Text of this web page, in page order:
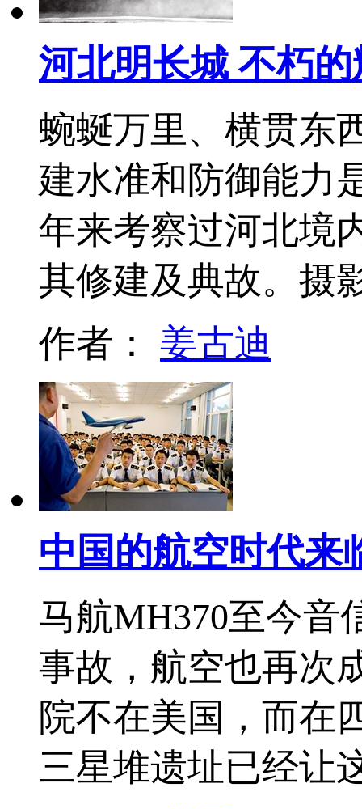
河北明长城 不朽
蜿蜒万里、横贯东
建水准和防御能力
年来考察过河北境
其修建及典故。
作者： 姜古迪
中国的航空时代来
马航MH370至今音
事故，航空也再次
院不在美国，而在
三星堆遗址已经